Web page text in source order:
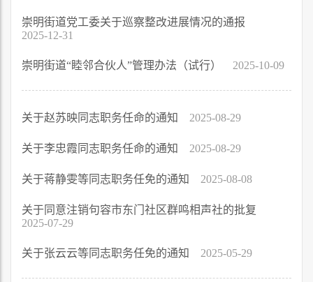
崇明街道党工委关于巡察整改进展情况的通报
2025-12-31
崇明街道“睦邻合伙人”管理办法（试行） 2025-10-09
关于赵苏映同志职务任命的通知 2025-08-29
关于李忠霞同志职务任命的通知 2025-08-29
关于蒋静雯等同志职务任免的通知 2025-08-08
关于同意注销句容市东门社区群鸣相声社的批复
2025-07-29
关于张云云等同志职务任免的通知 2025-05-29